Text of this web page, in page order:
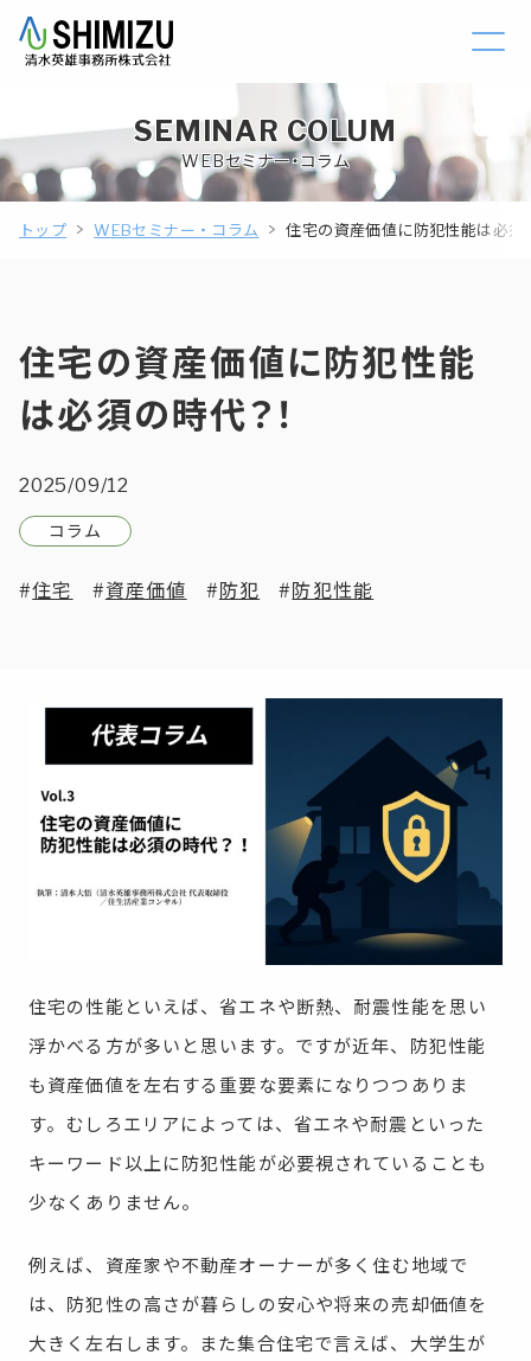
SEMINAR COLUM
WEBセミナー・コラム
トップ WEBセミナー・コラム 住宅の資産価値に防犯性能は必須
住宅の資産価値に防犯性能
は必須の時代？！
2025/09/12
コラム
住宅 資産価値 防犯 防犯性能
住宅の性能といえば、省エネや断熱、耐震性能を思い
浮かべる方が多いと思います。ですが近年、防犯性能
も資産価値を左右する重要な要素になりつつありま
す。むしろエリアによっては、省エネや耐震といった
キーワード以上に防犯性能が必要視されていることも
少なくありません。
例えば、資産家や不動産オーナーが多く住む地域で
は、防犯性の高さが暮らしの安心や将来の売却価値を
大きく左右します。また集合住宅で言えば、大学生が